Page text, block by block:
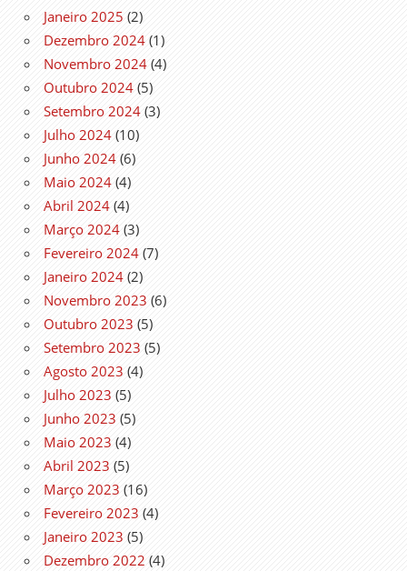
Janeiro 2025 (2)
Dezembro 2024 (1)
Novembro 2024 (4)
Outubro 2024 (5)
Setembro 2024 (3)
Julho 2024 (10)
Junho 2024 (6)
Maio 2024 (4)
Abril 2024 (4)
Março 2024 (3)
Fevereiro 2024 (7)
Janeiro 2024 (2)
Novembro 2023 (6)
Outubro 2023 (5)
Setembro 2023 (5)
Agosto 2023 (4)
Julho 2023 (5)
Junho 2023 (5)
Maio 2023 (4)
Abril 2023 (5)
Março 2023 (16)
Fevereiro 2023 (4)
Janeiro 2023 (5)
Dezembro 2022 (4)